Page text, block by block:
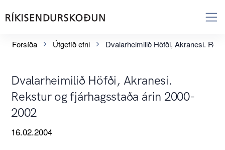
Forsíða Útgefið efni Dvalarheimilið Höfði, Akranesi.
Dvalarheimilið Höfði, Akranesi.
Rekstur og fjárhagsstaða árin 2000-
2002
16.02.2004